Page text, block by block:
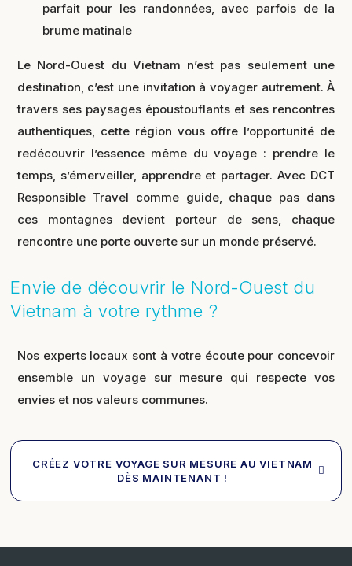
parfait pour les randonnées, avec parfois de la
brume matinale
Le Nord-Ouest du Vietnam n’est pas seulement une
destination, c’est une invitation à voyager autrement. À
travers ses paysages époustouflants et ses rencontres
authentiques, cette région vous offre l’opportunité de
redécouvrir l’essence même du voyage : prendre le
temps, s’émerveiller, apprendre et partager. Avec DCT
Responsible Travel comme guide, chaque pas dans
ces montagnes devient porteur de sens, chaque
rencontre une porte ouverte sur un monde préservé.
Envie de découvrir le Nord-Ouest du
Vietnam à votre rythme ?
Nos experts locaux sont à votre écoute pour concevoir
ensemble un voyage sur mesure qui respecte vos
envies et nos valeurs communes.
CRÉEZ VOTRE VOYAGE SUR MESURE AU VIETNAM
DÈS MAINTENANT !